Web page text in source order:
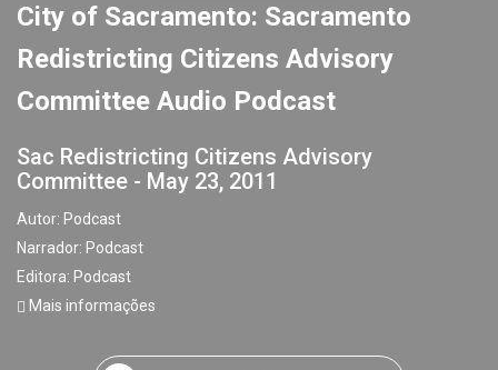
City of Sacramento: Sacramento
Redistricting Citizens Advisory
Committee Audio Podcast
Sac Redistricting Citizens Advisory
Committee - May 23, 2011
Autor: Podcast
Narrador: Podcast
Editora: Podcast
Mais informações